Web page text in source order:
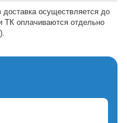
осуществляется до
ТК оплачиваются отдельно